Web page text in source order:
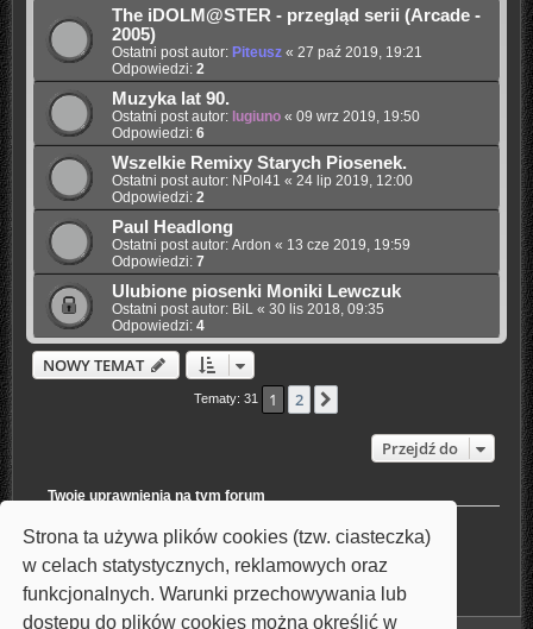
Strona ta używa plików cookies (tzw. ciasteczka)
w celach statystycznych, reklamowych oraz
funkcjonalnych. Warunki przechowywania lub
dostępu do plików cookies można określić w
The iDOLM@STER - przegląd serii (Arcade -
2005)
Ostatni post autor: Piteusz« 27 paź 2019, 19:21
Odpowiedzi: 2
Muzyka lat 90.
Ostatni post autor: lugiuno« 09 wrz 2019, 19:50
Odpowiedzi: 6
Wszelkie Remixy Starych Piosenek.
Ostatni post autor: NPol41 « 24 lip 2019, 12:00
Odpowiedzi: 2
Paul Headlong
Ostatni post autor: Ardon « 13 cze 2019, 19:59
Odpowiedzi: 7
Ulubione piosenki Moniki Lewczuk
Ostatni post autor: BiL« 30 lis 2018, 09:35
Odpowiedzi: 4
NOWY TEMAT
Tematy: 31 1 2
Przejdź do
Twoje uprawnienia na tym forum
Nie możeszodpowiadać w tematach
Nie możeszzmieniać swoich postów
Nie możeszusuwać swoich postów
Nie możeszdodawać załączników